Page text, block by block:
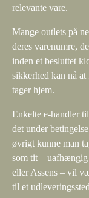
relevante vare.
Mange outlets på
deres varenumre,
inden et besluttet
sikkerhed kan nå
tager hjem.
Enkelte e-handler
det under
øvrigt kunne man
som tit –
eller Assens – vil
til et